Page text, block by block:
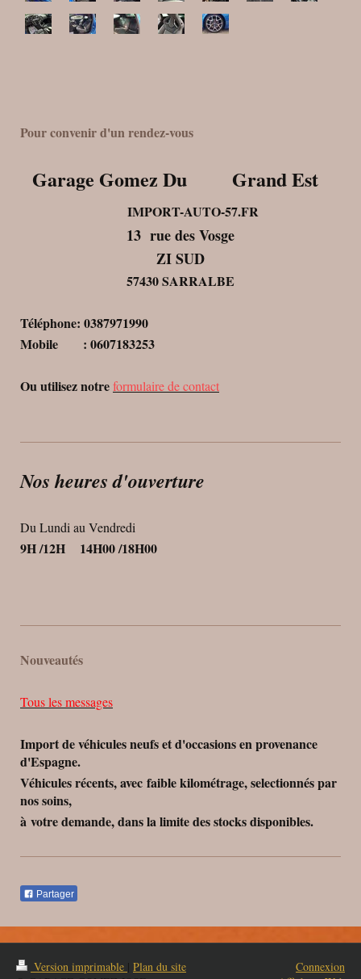
Pour convenir d'un rendez-vous
Garage Gomez Du Grand Est
IMPORT-AUTO-57.FR
13 rue des Vosge
ZI SUD
57430 SARRALBE
Téléphone: 0387971990
Mobile : 0607183253
Ou utilisez notreformulaire de contact
Nos heures d'ouverture
Du Lundi au Vendredi
9H /12H 14H00 /18H00
Nouveautés
Tous les messages
Import de véhicules neufs et d'occasions en provenance
d'Espagne.
Véhicules récents, avec faible kilométrage, selectionnés par
nos soins,
à votre demande, dans la limite des stocks disponibles.
Partager
Version imprimable Plan du site
Connexion